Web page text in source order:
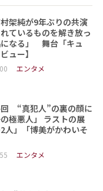
架純が9年ぶりの共演
れているものを解き放っ
なる」 舞台「キュ
ュー】
エンタメ
回 “真犯人”の裏の顔に
極悪人」 ラストの展
人」「博美がかわいそ
エンタメ